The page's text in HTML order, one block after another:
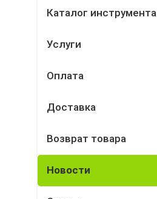
Каталог инструмента
Услуги
Оплата
Доставка
Возврат товара
Новости